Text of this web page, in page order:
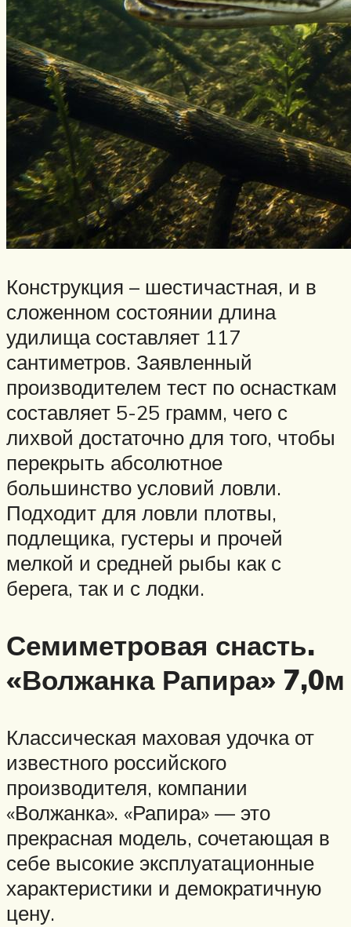
Конструкция – шестичастная, и в
сложенном состоянии длина
удилища составляет 117
сантиметров. Заявленный
производителем тест по оснасткам
составляет 5-25 грамм, чего с
лихвой достаточно для того, чтобы
перекрыть абсолютное
большинство условий ловли.
Подходит для ловли плотвы,
подлещика, густеры и прочей
мелкой и средней рыбы как с
берега, так и с лодки.
Семиметровая снасть.
«Волжанка Рапира» 7,0м
Классическая маховая удочка от
известного российского
производителя, компании
«Волжанка». «Рапира» — это
прекрасная модель, сочетающая в
себе высокие эксплуатационные
характеристики и демократичную
цену.